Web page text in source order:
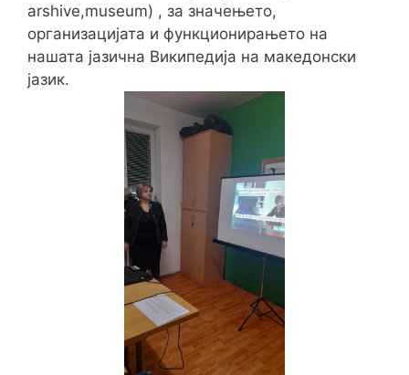
arshive,museum) , за значењето,
организацијата и функционирањето на
нашата јазична Википедија на македонски
јазик.